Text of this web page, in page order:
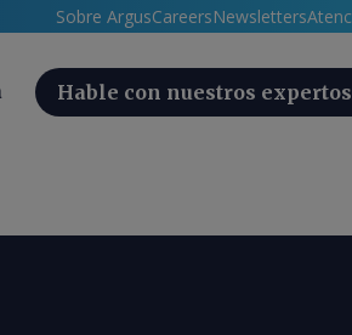
Sobre ArgusCareersNewsletters
Hable con nuestros expertos